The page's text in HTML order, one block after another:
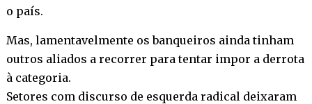
o país.
Mas, lamentavelmente os banqueiros ainda tinham
outros aliados a recorrer para tentar impor a derrota
à categoria.
Setores com discurso de esquerda radical deixaram